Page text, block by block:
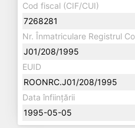
Cod fiscal (CIF/CUI)
7268281
Nr. Înmatriculare Registrul
J01/208/1995
EUID
ROONRC.J01/208/1995
Data înființării
1995-05-05